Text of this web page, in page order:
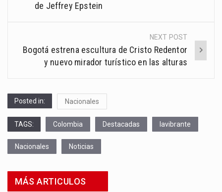
de Jeffrey Epstein
NEXT POST
Bogotá estrena escultura de Cristo Redentor
y nuevo mirador turístico en las alturas
Posted in: Nacionales
TAGS: Colombia Destacadas lavibrante
Nacionales Noticias
MÁS ARTICULOS